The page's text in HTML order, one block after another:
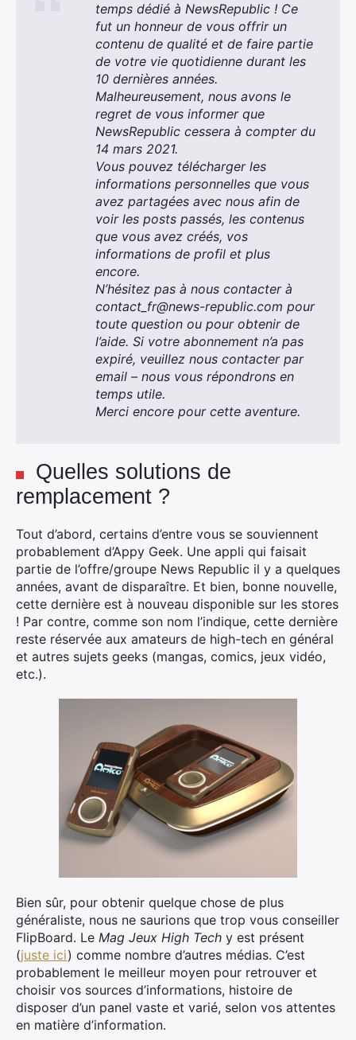
temps dédié à NewsRepublic ! Ce
fut un honneur de vous offrir un
contenu de qualité et de faire partie
de votre vie quotidienne durant les
10 dernières années.
Malheureusement, nous avons le
regret de vous informer que
NewsRepublic cessera à compter du
14 mars 2021.
Vous pouvez télécharger les
informations personnelles que vous
avez partagées avec nous afin de
voir les posts passés, les contenus
que vous avez créés, vos
informations de profil et plus
encore.
N’hésitez pas à nous contacter à
contact_fr@news-republic.com pour
toute question ou pour obtenir de
l’aide. Si votre abonnement n’a pas
expiré, veuillez nous contacter par
email – nous vous répondrons en
temps utile.
Merci encore pour cette aventure.
Quelles solutions de
remplacement ?
Tout d’abord, certains d’entre vous se souviennent
probablement d’Appy Geek. Une appli qui faisait
partie de l’offre/groupe News Republic il y a quelques
années, avant de disparaître. Et bien, bonne nouvelle,
cette dernière est à nouveau disponible sur les stores
! Par contre, comme son nom l’indique, cette dernière
reste réservée aux amateurs de high-tech en général
et autres sujets geeks (mangas, comics, jeux vidéo,
etc.).
Bien sûr, pour obtenir quelque chose de plus
généraliste, nous ne saurions que trop vous conseiller
FlipBoard. Le Mag Jeux High Tech y est présent
(juste ici) comme nombre d’autres médias. C’est
probablement le meilleur moyen pour retrouver et
choisir vos sources d’informations, histoire de
disposer d’un panel vaste et varié, selon vos attentes
en matière d’information.